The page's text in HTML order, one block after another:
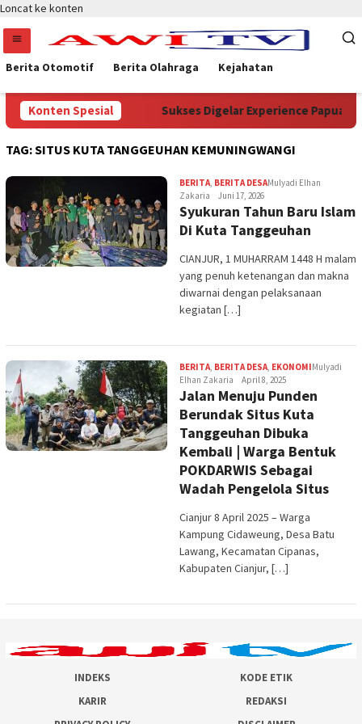
Loncat ke konten
Berita Otomotif Berita Olahraga Kejahatan
Konten Spesial
Kehutanan Sukses Digelar Experience Papua
TAG:SITUS KUTA TANGGEUHAN KEMUNINGWANGI
BERITA, BERITA DESAMulyadi Elhan
Zakaria
Juni 17, 2026
Syukuran Tahun Baru Islam
Di Kuta Tanggeuhan
CIANJUR, 1 MUHARRAM 1448 H malam
yang penuh ketenangan dan makna
diwarnai dengan pelaksanaan
kegiatan […]
BERITA, BERITA DESA, EKONOMIMulyadi
Elhan Zakaria
April 8, 2025
Jalan Menuju Punden
Berundak Situs Kuta
Tanggeuhan Dibuka
Kembali | Warga Bentuk
POKDARWIS Sebagai
Wadah Pengelola Situs
Cianjur 8 April 2025 – Warga
Kampung Cidaweung, Desa Batu
Lawang, Kecamatan Cipanas,
Kabupaten Cianjur, […]
INDEKS
KODE ETIK
KARIR
REDAKSI